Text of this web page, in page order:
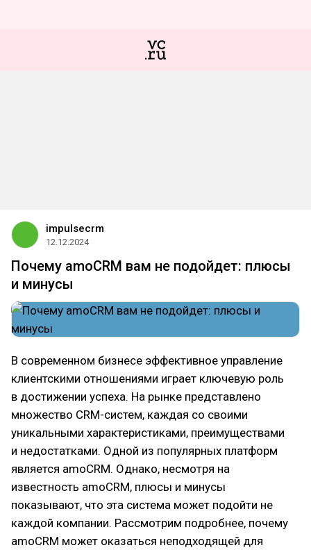
impulsecrm
12.12.2024
Почему amoCRM вам не подойдет: плюсы
и минусы
В современном бизнесе эффективное управление
клиентскими отношениями играет ключевую роль
в достижении успеха. На рынке представлено
множество CRM-систем, каждая со своими
уникальными характеристиками, преимуществами
и недостатками. Одной из популярных платформ
является amoCRM. Однако, несмотря на
известность amoCRM, плюсы и минусы
показывают, что эта система может подойти не
каждой компании. Рассмотрим подробнее, почему
amoCRM может оказаться неподходящей для